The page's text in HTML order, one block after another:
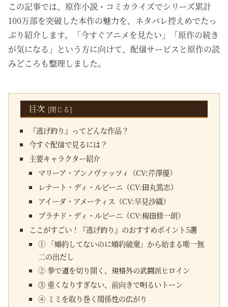
この記事では、原作小説・コミカライズでシリーズ累計
100万部を突破した本作の魅力を、ネタバレ控えめでたっ
ぷり紹介します。「今すぐアニメを見たい」「原作の続き
が気になる」という方に向けて、配信サービスと原作の読
みどころも整理しました。
目次
『逃げ釣り』ってどんな作品？
今すぐ配信で見るには？
主要キャラクター紹介
マリーア・アンノヴァッツィ（CV:芹澤優）
レナート・ディ・ルビーニ（CV:田丸篤志）
アイーダ・アメーティス（CV:早見沙織）
プラチド・ディ・ルビーニ（CV:梅田修一朗）
ここがすごい！『逃げ釣り』のおすすめポイント5選
① 「婚約してないのに婚約破棄」から始まる唯一無
二の出だし
② 拳で道を切り開く、規格外の武闘派ヒロイン
③ 重くなりすぎない、前向きで明るいトーン
④ ミミを取り巻く関係性の広がり